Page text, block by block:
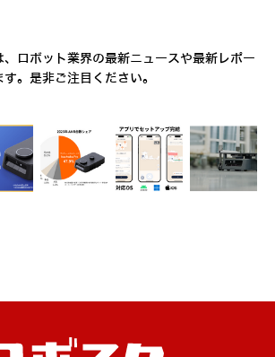
、ロボット業界の最新ニュースや最新レポー
。是非ご注目ください。